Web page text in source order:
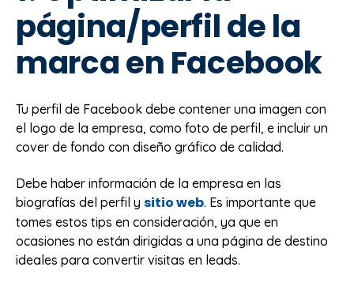
página/perfil de la
marca en Facebook
Tu perfil de Facebook debe contener una imagen con
el logo de la empresa, como foto de perfil, e incluir un
cover de fondo con diseño gráfico de calidad.
Debe haber información de la empresa en las
biografías del perfil y sitio web. Es importante que
tomes estos tips en consideración, ya que en
ocasiones no están dirigidas a una página de destino
ideales para convertir visitas en leads.